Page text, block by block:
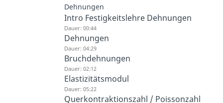
Dehnungen
Intro Festigkeitslehre Dehnungen
Dauer: 00:44
Dehnungen
Dauer: 04:29
Bruchdehnungen
Dauer: 02:12
Elastizitätsmodul
Dauer: 05:22
Querkontraktionszahl / Poissonzahl